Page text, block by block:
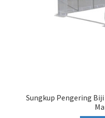
Sungkup Pengering